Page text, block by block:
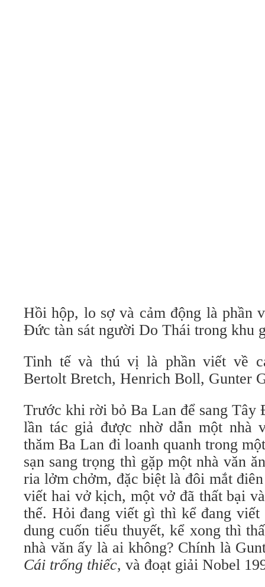
Hồi hộp, lo sợ và cảm động là phần
Đức tàn sát người Do Thái trong khu
Tinh tế và thú vị là phần viết về
Bertolt Bretch, Henrich Boll, Gunter
Trước khi rời bỏ Ba Lan để sang Tây
lần tác giả được nhờ dẫn một nhà
thăm Ba Lan đi loanh quanh trong
sạn sang trọng thì gặp một nhà văn
ria lởm chởm, đặc biệt là đôi mắt
viết hai vở kịch, một vở đã thất bại
thế. Hỏi đang viết gì thì kể đang
dung cuốn tiểu thuyết, kể xong thì
nhà văn ấy là ai không? Chính là
Cái trống thiếc, và đoạt giải Nobel